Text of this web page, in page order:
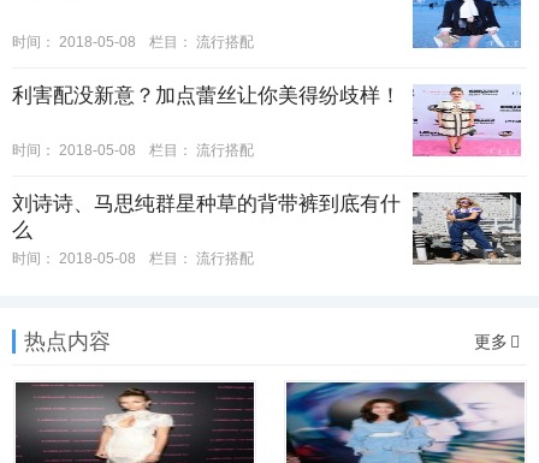
时间： 2018-05-08 栏目： 流行搭配
利害配没新意？加点蕾丝让你美得纷歧样！
时间： 2018-05-08 栏目： 流行搭配
刘诗诗、马思纯群星种草的背带裤到底有什
么
时间： 2018-05-08 栏目： 流行搭配
热点内容 更多